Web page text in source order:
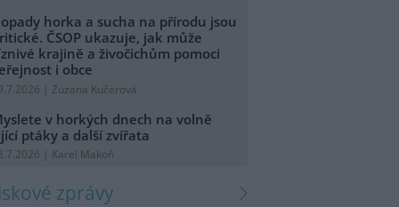
horka a sucha na přírodu jsou
ČSOP ukazuje, jak může
krajině a živočichům pomoci
i obce
| Zuzana Kučerová
v horkých dnech na volně
ptáky a další zvířata
| Karel Makoň
zprávy